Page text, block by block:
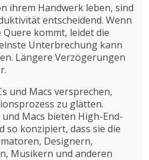
ihrem Handwerk leben, sind
entscheidend. Wenn
kommt, leidet die
Unterbrechung kann
Längere Verzögerungen
und Macs versprechen,
zu glätten.
Macs bieten High-End-
so konzipiert, dass sie die
Designern,
Musikern und anderen